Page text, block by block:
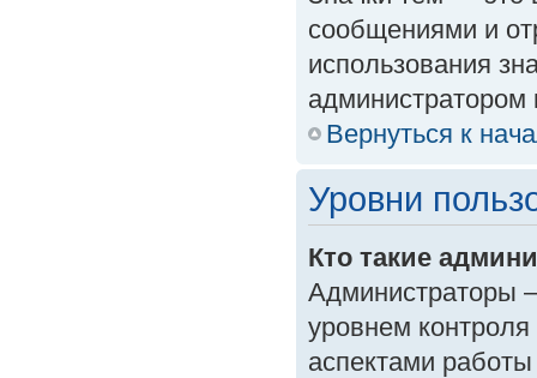
сообщениями и
использования
Вернуться к
Уровни
Кто такие
Администраторы
уровнем
аспектами